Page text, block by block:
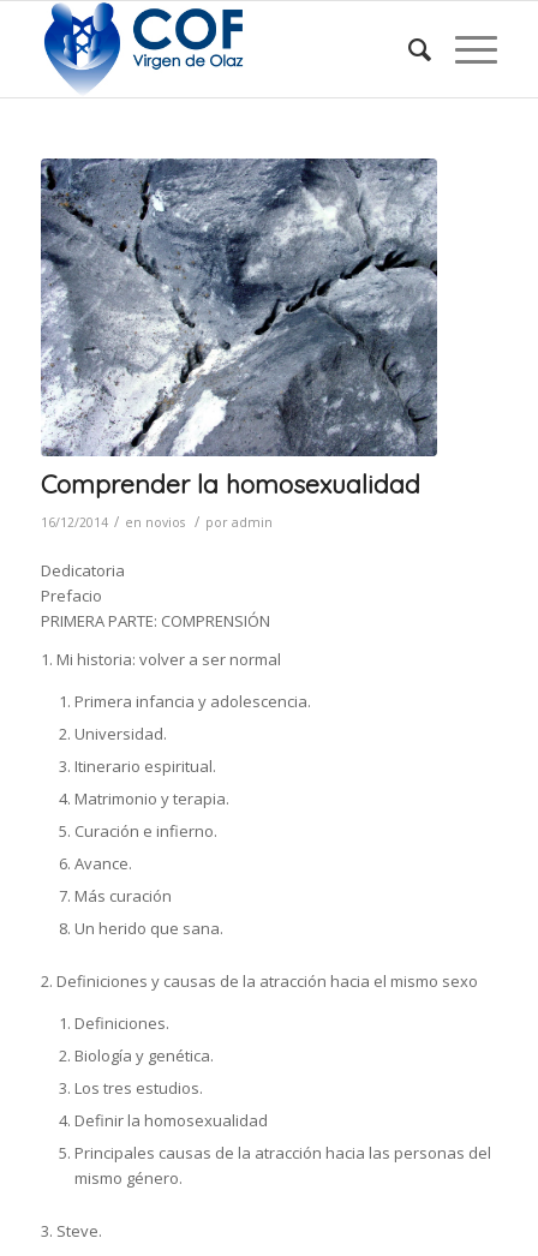
Comprender la homosexualidad
16/12/2014 / en novios / por admin
Dedicatoria
Prefacio
PRIMERA PARTE: COMPRENSIÓN
1. Mi historia: volver a ser normal
Primera infancia y adolescencia.
Universidad.
Itinerario espiritual.
Matrimonio y terapia.
Curación e infierno.
Avance.
Más curación
Un herido que sana.
2. Definiciones y causas de la atracción hacia el mismo sexo
Definiciones.
Biología y genética.
Los tres estudios.
Definir la homosexualidad
Principales causas de la atracción hacia las personas del
mismo género.
3. Steve.